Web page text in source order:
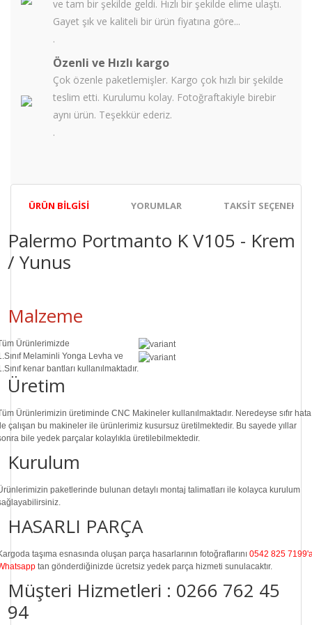
ve tam bir şekilde geldi. Hızlı bir şekilde elime ulaştı.
Gayet şık ve kaliteli bir ürün fiyatına göre...
.
Özenli ve Hızlı kargo
Çok özenle paketlemişler. Kargo çok hızlı bir şekilde
teslim etti. Kurulumu kolay. Fotoğraftakiyle birebir
aynı ürün. Teşekkür ederiz.
.
ÜRÜN BILGISI YORUMLAR TAKSIT
Palermo Portmanto K V105 - Krem
/ Yunus
Malzeme
Ürünlerimizde
Melaminli Yonga Levha ve
kenar bantları kullanılmaktadır.
Üretim
Ürünlerimizin üretiminde CNC Makine ler kullanılmaktadır. Neredeyse sıfır hata
çalışan bu makineler ile ürünlerimiz kusursuz üretilmektedir. Bu sayede yıllar
bile yedek parçalar kolaylıkla üretilebilmektedir.
Kurulum
paketlerinde bulunan detaylı montaj talimatları ile kolayca kurulum
HASARLI PARÇA
taşıma esnasında oluşan parça hasarlarının fotoğraflarını 0542 825
tan gönderdiğinizde ücretsiz yedek parça hizmeti sunulacaktır.
Müşteri Hizmetleri : 0266 762 45
94